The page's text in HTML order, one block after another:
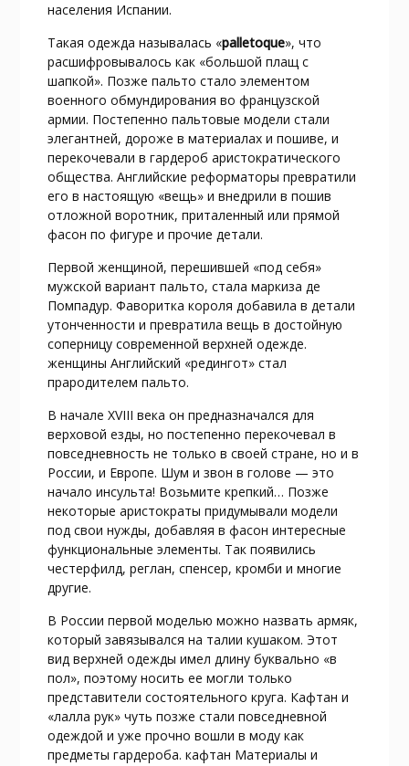
населения Испании.
Такая одежда называлась «palletoque», что
расшифровывалось как «большой плащ с
шапкой». Позже пальто стало элементом
военного обмундирования во французской
армии. Постепенно пальтовые модели стали
элегантней, дороже в материалах и пошиве, и
перекочевали в гардероб аристократического
общества. Английские реформаторы превратили
его в настоящую «вещь» и внедрили в пошив
отложной воротник, приталенный или прямой
фасон по фигуре и прочие детали.
Первой женщиной, перешившей «под себя»
мужской вариант пальто, стала маркиза де
Помпадур. Фаворитка короля добавила в детали
утонченности и превратила вещь в достойную
соперницу современной верхней одежде.
женщины Английский «редингот» стал
прародителем пальто.
В начале XVIII века он предназначался для
верховой езды, но постепенно перекочевал в
повседневность не только в своей стране, но и в
России, и Европе. Шум и звон в голове — это
начало инсульта! Возьмите крепкий… Позже
некоторые аристократы придумывали модели
под свои нужды, добавляя в фасон интересные
функциональные элементы. Так появились
честерфилд, реглан, спенсер, кромби и многие
другие.
В России первой моделью можно назвать армяк,
который завязывался на талии кушаком. Этот
вид верхней одежды имел длину буквально «в
пол», поэтому носить ее могли только
представители состоятельного круга. Кафтан и
«лалла рук» чуть позже стали повседневной
одеждой и уже прочно вошли в моду как
предметы гардероба. кафтан Материалы и